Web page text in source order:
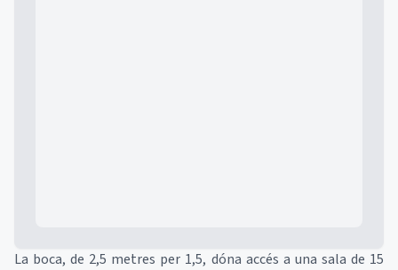
La boca, de 2,5 metres per 1,5, dóna accés a una sala de 15